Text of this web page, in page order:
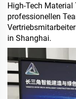
High-Tech Material
professionellen
in Shanghai.